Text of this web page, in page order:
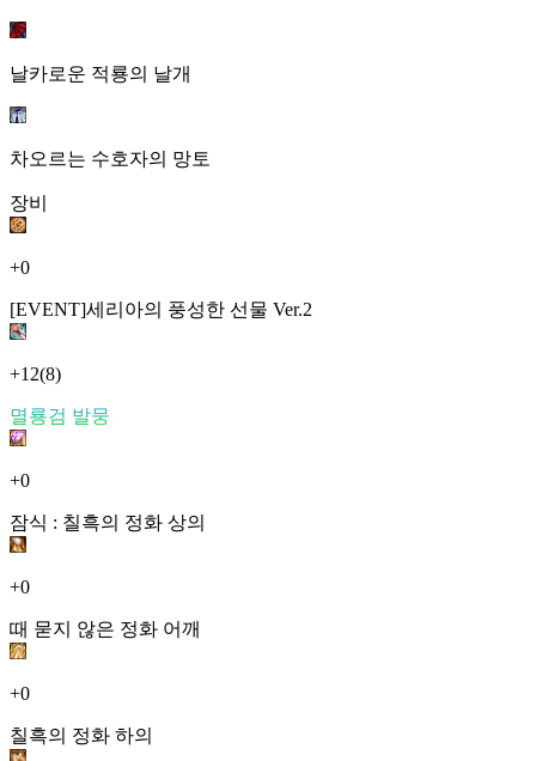
날카로운 적룡의 날개
차오르는 수호자의 망토
장비
+0
[EVENT]세리아의 풍성한 선물 Ver.2
+12(8)
멸룡검 발뭉
+0
잠식 : 칠흑의 정화 상의
+0
때 묻지 않은 정화 어깨
+0
칠흑의 정화 하의